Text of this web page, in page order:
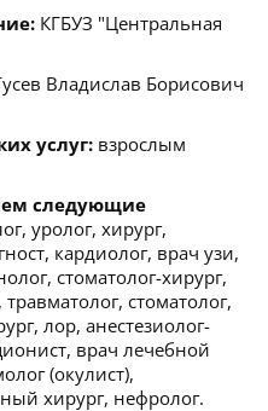
КГБУЗ "Центральная
Владислав Борисович
услуг: взрослым
следующие
уролог, хирург,
кардиолог, врач узи,
стоматолог-хирург,
стоматолог,
лор, анестезиолог-
врач лечебной
(окулист),
хирург, нефролог.